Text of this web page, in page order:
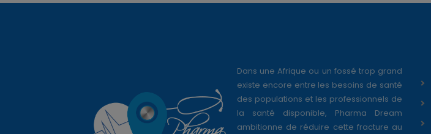
Dans une Afrique ou un fossé trop grand
existe encore entre les besoins de santé
des populations et les professionnels de
la santé disponible, Pharma Dream
ambitionne de réduire cette fracture au